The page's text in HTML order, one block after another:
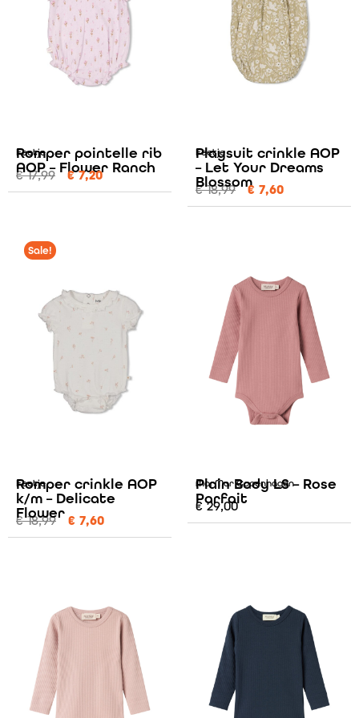
Feetje
Romper pointelle rib
AOP – Flower Ranch
€17,99 €7,20
Feetje
Playsuit crinkle AOP
– Let Your Dreams
Blossom
€18,99 € 7,60
Sale!
Feetje
Romper crinkle AOP
k/m – Delicate
Flower
€18,99 € 7,60
MarMar Copenhagen
Plain Body LS – Rose
Parfait
€29,00